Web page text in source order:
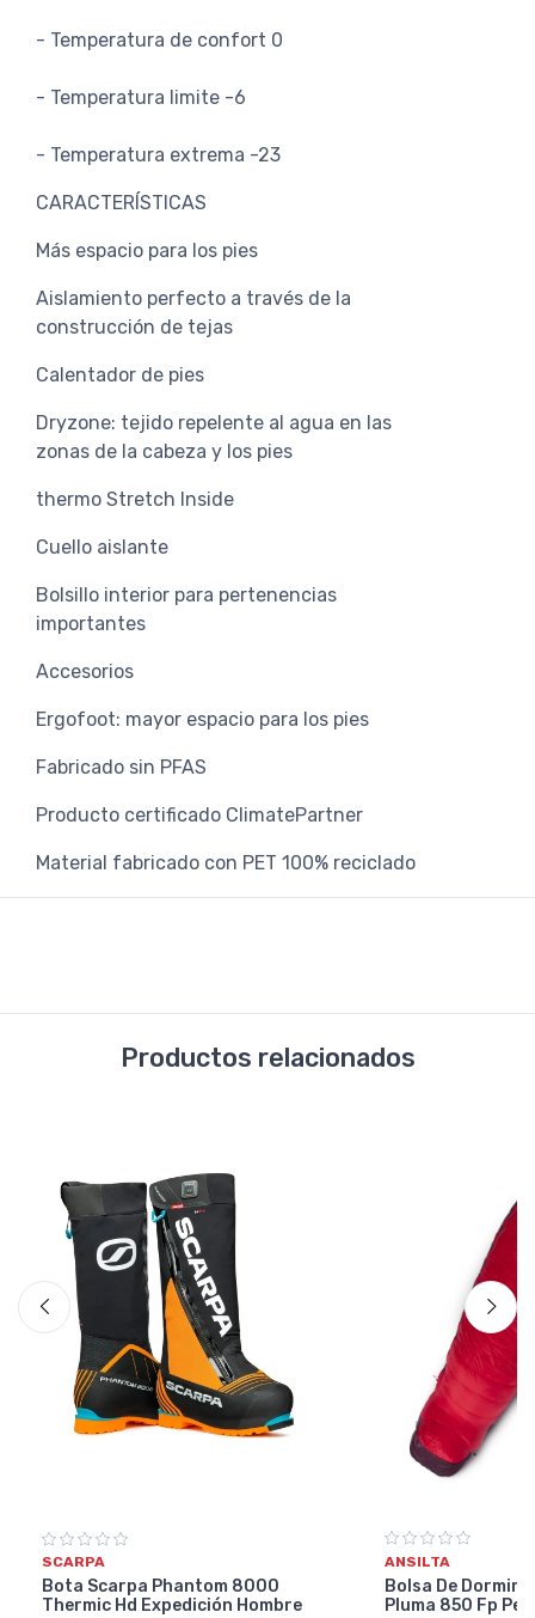
- Temperatura de confort 0
- Temperatura limite -6
- Temperatura extrema -23
CARACTERÍSTICAS
Más espacio para los pies
Aislamiento perfecto a través de la
construcción de tejas
Calentador de pies
Dryzone: tejido repelente al agua en las
zonas de la cabeza y los pies
thermo Stretch Inside
Cuello aislante
Bolsillo interior para pertenencias
importantes
Accesorios
Ergofoot: mayor espacio para los pies
Fabricado sin PFAS
Producto certificado ClimatePartner
Material fabricado con PET 100% reciclado
Productos relacionados
SCARPA
Bota Scarpa Phantom 8000
Thermic Hd Expedición Hombre
ANSILTA
Bolsa De Dormir
Pluma 850 Fp